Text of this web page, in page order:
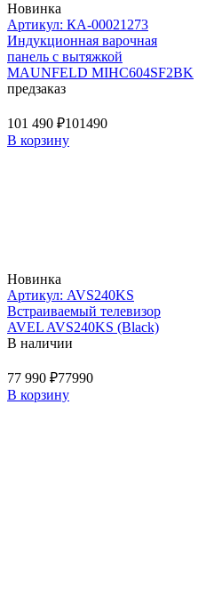
Новинка
Артикул: КА-00021273
Индукционная варочная
панель с вытяжкой
MAUNFELD MIHC604SF2BK
предзаказ
101 490 ₽101490
В корзину
Новинка
Артикул: AVS240KS
Встраиваемый телевизор
AVEL AVS240KS (Black)
В наличии
77 990 ₽77990
В корзину